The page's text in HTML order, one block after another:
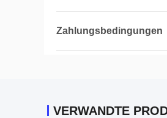
Zahlungsbedingungen